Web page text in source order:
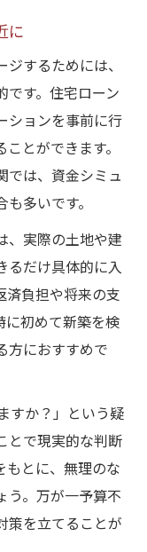
に
するためには、
です。住宅ローン
ションを事前に行
とができます。
では、資金シミュ
多いです。
、実際の土地や建
るだけ具体的に入
済負担や将来の支
に初めて新築を検
方におすすめで
すか？」という疑
とで現実的な判断
もとに、無理のな
う。万が一予算不
策を立てることが